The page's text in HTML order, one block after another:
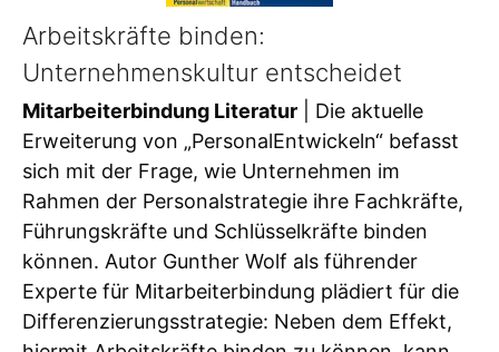
Arbeitskräfte binden:
Unternehmenskultur entscheidet
Mitarbeiterbindung Literatur | Die aktuelle
Erweiterung von „PersonalEntwickeln“ befasst
sich mit der Frage, wie Unternehmen im
Rahmen der Personalstrategie ihre Fachkräfte,
Führungskräfte und Schlüsselkräfte binden
können. Autor Gunther Wolf als führender
Experte für Mitarbeiterbindung plädiert für die
Differenzierungsstrategie: Neben dem Effekt,